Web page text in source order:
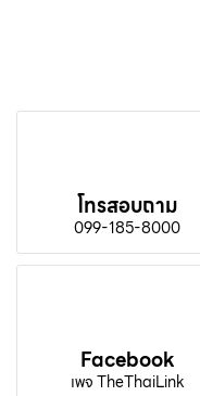
โทรสอบถาม
099-185-8000
Facebook
เพจ TheThaiLink